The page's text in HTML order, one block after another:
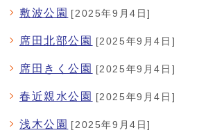
敷波公園 [2025年9月4日]
席田北部公園 [2025年9月4日]
席田きく公園 [2025年9月4日]
春近親水公園 [2025年9月4日]
浅木公園 [2025年9月4日]